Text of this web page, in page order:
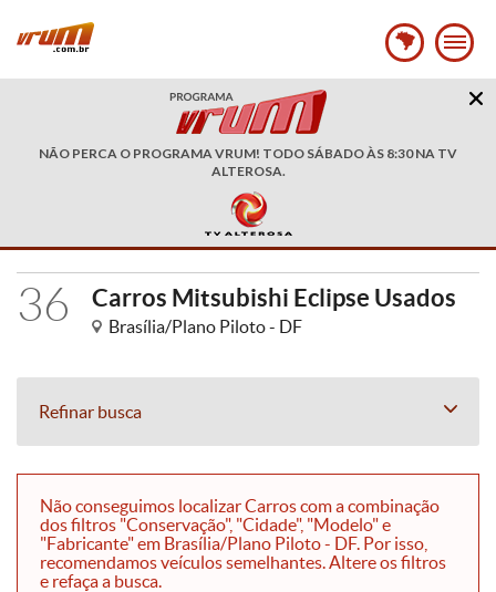
NÃO PERCA O PROGRAMA VRUM! TODO SÁBADO ÀS 8:30 NA TV
ALTEROSA.
36 Carros Mitsubishi Eclipse Usados
Brasília/Plano Piloto - DF
Refinar busca
Não conseguimos localizar Carros com a combinação
dos filtros "Conservação", "Cidade", "Modelo" e
"Fabricante" em Brasília/Plano Piloto - DF. Por isso,
recomendamos veículos semelhantes. Altere os filtros
e refaça a busca.